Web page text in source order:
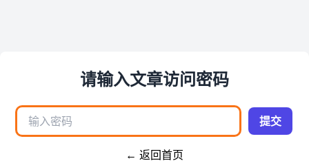
请输入文章访问密码
提交
← 返回首页